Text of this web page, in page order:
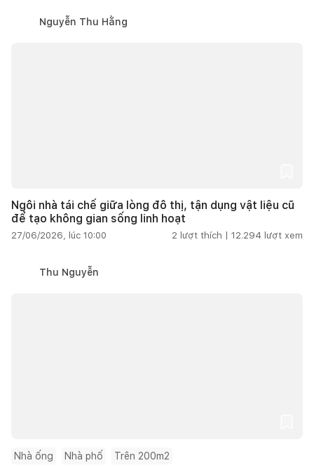
Nguyễn Thu Hằng
Ngôi nhà tái chế giữa lòng đô thị, tận dụng vật liệu cũ
để tạo không gian sống linh hoạt
27/06/2026, lúc 10:00 2 lượt thích | 12.294 lượt xem
Thu Nguyễn
Nhà ống Nhà phố Trên 200m2